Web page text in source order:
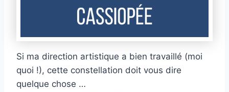
Si ma direction artistique a bien travaillé (moi
quoi !), cette constellation doit vous dire
quelque chose …